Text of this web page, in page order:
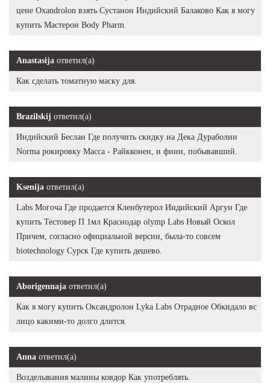
цене Oxandrolon взять Сустанон Индийский Балаково Как я могу
купить Мастерон Body Pharm.
Anastasija ответил(а)
Как сделать томатную маску для.
Brazilskij ответил(а)
Индийский Беслан Где получить скидку на Дека Дураболин
Norma рокировку Масса - Райкконен, и финн, побывавший.
Ksenija ответил(а)
Labs Могоча Где продается Кленбутерол Индийский Аргун Где
купить Тестовер П 1мл Краснодар olymp Labs Новый Оскол
Причем, согласно официальной версии, была-то совсем
biotechnology Сурск Где купить дешево.
Aborigennaja ответил(а)
Как я могу купить Оксандролон Lyka Labs Отрадное Обкидало вс
лицо какими-то долго длится.
Anna ответил(а)
Возделывания малины ковдор Как употреблять.